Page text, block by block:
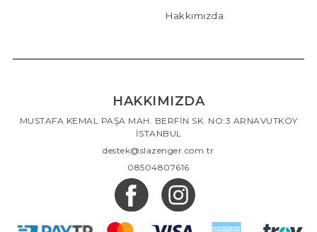
Hakkımızda
HAKKIMIZDA
MUSTAFA KEMAL PAŞA MAH. BERFİN SK. NO:3 ARNAVUTKÖY
İSTANBUL
destek@slazenger.com.tr
08504807616